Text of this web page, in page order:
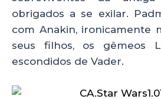
obrigados a se exilar.
com Anakin, ironicamente
seus filhos, os gêmeos
escondidos de Vader.